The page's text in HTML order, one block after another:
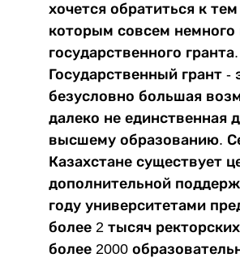
хочется обратиться к
которым совсем немного
государственного гранта.
Государственный грант -
безусловно большая
далеко не единственная
высшему образованию.
Казахстане существует
дополнительной
году университетами
более 2 тысяч
более 2000